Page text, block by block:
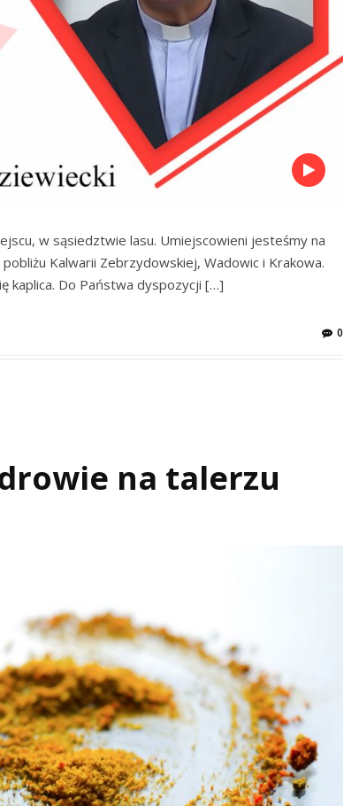
w sąsiedztwie lasu. Umiejscowieni jesteśmy na
Kalwarii Zebrzydowskiej, Wadowic i Krakowa.
kaplica. Do Państwa dyspozycji […]
0
na talerzu